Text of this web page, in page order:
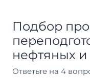
Подбор
нефтяных и
Ответьте на 4